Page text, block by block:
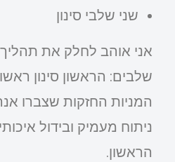
שני שלבי סינון
אני אוהב לחלק את
שלבים: הראשון סינון
המניות החזקות שצברו
ניתוח מעמיק ובידול
הראשון.